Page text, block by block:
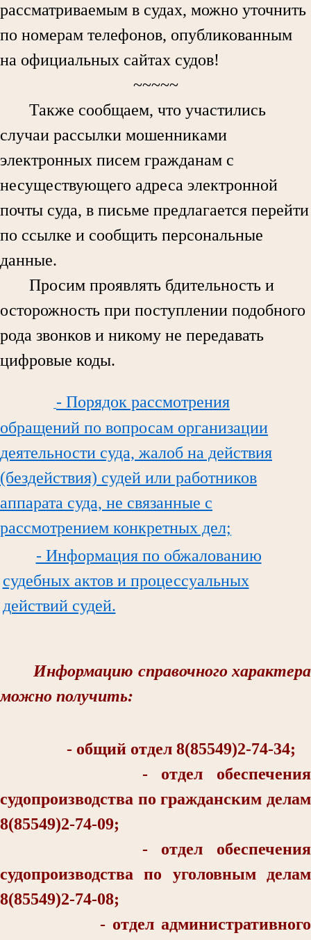
рассматриваемым в судах, можно уточнить
по номерам телефонов, опубликованным
на официальных сайтах судов!
~~~~~
Также сообщаем, что участились
случаи рассылки мошенниками
электронных писем гражданам с
несуществующего адреса электронной
почты суда, в письме предлагается перейти
по ссылке и сообщить персональные
данные.
Просим проявлять бдительность и
осторожность при поступлении подобного
рода звонков и никому не передавать
цифровые коды.
- Порядок рассмотрения
обращений по вопросам организации
деятельности суда, жалоб на действия
(бездействия) судей или работников
аппарата суда, не связанные с
рассмотрением конкретных дел;
- Информация по обжалованию
судебных актов и процессуальных
действий судей.
Информацию справочного характера
можно получить:
- общий отдел 8(85549)2-74-34;
- отдел обеспечения
судопроизводства по гражданским делам
8(85549)2-74-09;
- отдел обеспечения
судопроизводства по уголовным делам
8(85549)2-74-08;
- отдел административного